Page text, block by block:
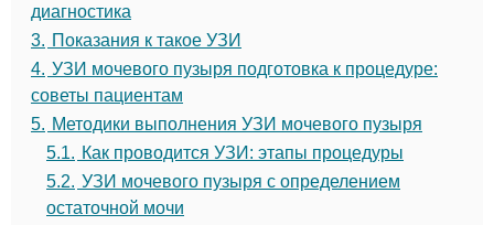
диагностика
3. Показания к такое УЗИ
4. УЗИ мочевого пузыря подготовка к процедуре:
советы пациентам
5. Методики выполнения УЗИ мочевого пузыря
5.1. Как проводится УЗИ: этапы процедуры
5.2. УЗИ мочевого пузыря с определением
остаточной мочи